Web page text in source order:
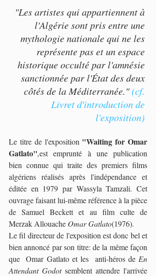
"Les artistes qui appartiennent à
l'Algérie sont pris entre une
mythologie nationale qui ne les
représente pas et un espace
historique occulté par l'amnésie
sanctionnée par l'État des deux
côtés de la Méditerranée." (cf.
Livret d'introduction de
l'exposition)
Le titre de l'exposition "Waiting for Omar
Gatlato",est emprunté à une publication
bien connue qui traite des premiers films
algériens réalisés après l'indépendance et
éditée en 1979 par Wassyla Tamzali. Cet
ouvrage faisant lui-même référence à la pièce
de Samuel Beckett et au film culte de
Merzak Allouache Omar Gatlato(1976).
Le fil directeur de l'exposition est donc bel et
bien annoncé par son titre: de la même façon
que  Omar Gatlato et les  anti-héros de En
Attendant Godot semblent attendre l'arrivée